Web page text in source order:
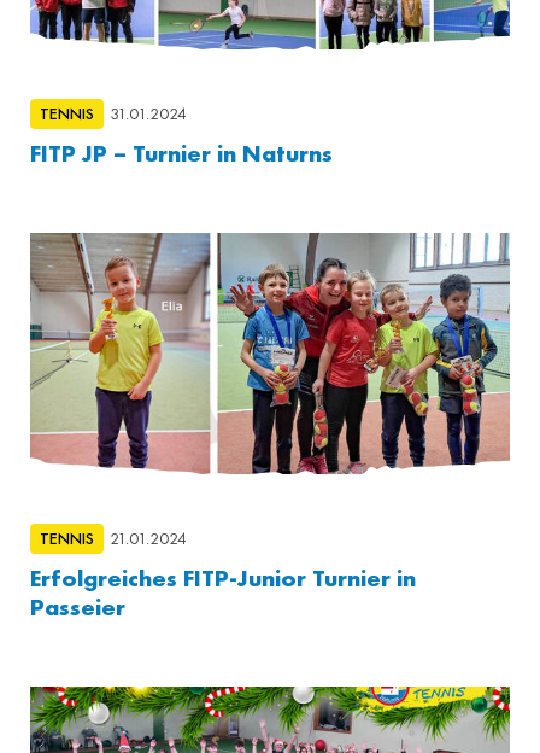
TENNIS 31.01.2024
FITP JP – Turnier in Naturns
TENNIS 21.01.2024
Erfolgreiches FITP-Junior Turnier in
Passeier